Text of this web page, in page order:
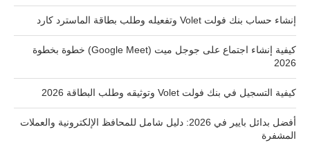
إنشاء حساب بنك فولت Volet وتفعيله وطلب بطاقة الماسترد كارد
كيفية إنشاء اجتماع على جوجل ميت (Google Meet) خطوة بخطوة
2026
كيفية التسجيل في بنك فولت Volet وتوثيقه وطلب البطاقة 2026
أفضل بدائل بايير في 2026: دليل شامل للمحافظ الإلكترونية والعملات
المشفرة